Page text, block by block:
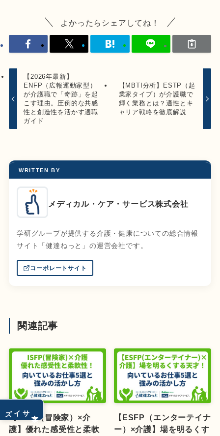
サイズ
よかったらシェアしてね！
【2026年最新】
ENFP（広報運動家型）
が介護職で「奇跡」を起
こす理由。圧倒的な共感
性と創造性を活かす適職
ガイド
【MBTI分析】ESTP（起
業家タイプ）が介護職で
輝く業務とは？適性とキ
ャリア戦略を徹底解説
WRITTEN BY
メディカル・ケア・サービス株式会社
学研グループが提供する介護・健康についての総合情報
サイト「健達ねっと」の運営会社です。
コーポレートサイト
関連記事
【ISFP（冒険家）×介
護】優れた感受性と柔軟
【ESFP（エンターテイナ
ー）×介護】場を明るくす